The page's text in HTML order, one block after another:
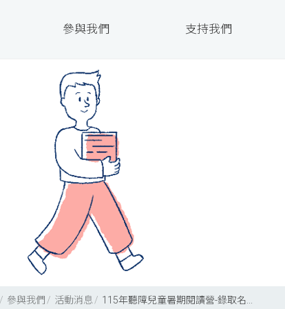
參與我們 支持我們
參與我們 活動消息 115年聽障兒童暑期閱讀營-錄取名...